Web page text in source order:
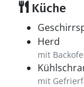
Küche
Herd
mit
mit